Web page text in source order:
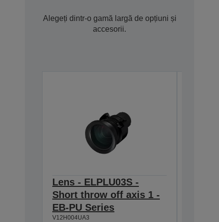
Alegeți dintr-o gamă largă de opțiuni și
accesorii.
Lens - ELPLU03S -
Short throw off axis 1 -
EB-PU Series
V12H004UA3